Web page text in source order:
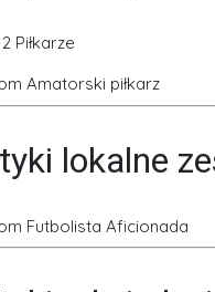
Piłkarze
lokalne